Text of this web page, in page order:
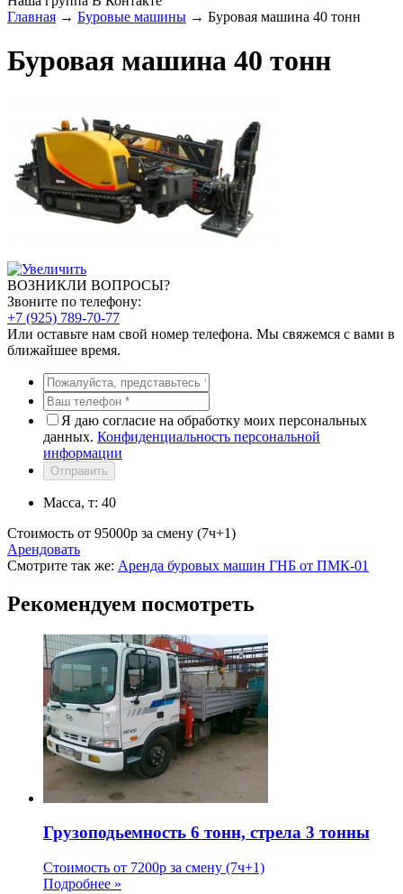
Главная → Буровые машины → Буровая машина 40 тонн
Буровая машина 40 тонн
ВОЗНИКЛИ ВОПРОСЫ?
Звоните по телефону:
+7 (925) 789-70-77
Или оставьте нам свой номер телефона. Мы свяжемся с вами в
ближайшее время.
Я даю согласие на обработку моих персональных
данных. Конфиденциальность персональной
информации
Отправить
Масса, т: 40
Стоимость от 95000p за смену (7ч+1)
Арендовать
Смотрите так же: Аренда буровых машин ГНБ от ПМК-01
Рекомендуем посмотреть
Грузоподьемность 6 тонн, стрела 3 тонны
Стоимость от 7200p за смену (7ч+1)
Подробнее »